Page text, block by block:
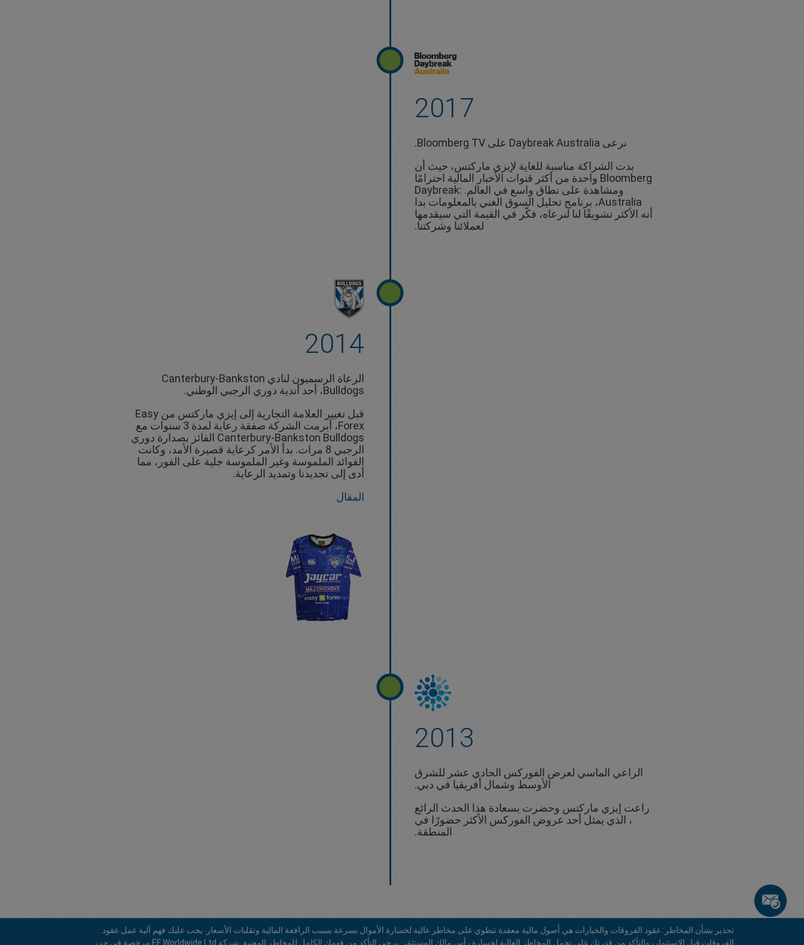
2017
نرعى Daybreak Australia على Bloomberg TV.
بدت الشراكة مناسبة للغاية لإيزي ماركتس، حيث أن
Bloomberg واحدة من أكثر قنوات الأخبار المالية احترامًا
ومشاهدة على نطاق واسع في العالم. Daybreak:
Australia، برنامج تحليل السوق الغني بالمعلومات بدا
أنه الأكثر تشويقًا لنا لنرعاه، فكّر في القيمة التي سيقدمها
لعملائنا وشركتنا.
2014
الرعاة الرسميون لنادي Canterbury-Bankston
Bulldogs، أحد أندية دوري الرجبي الوطني.
قبل تغيير العلامة التجارية إلى إيزي ماركتس من Easy
Forex، أبرمت الشركة صفقة رعاية لمدة 3 سنوات مع
Canterbury-Bankston Bulldogs الفائز بصدارة دوري
الرجبي 8 مرات. بدأ الأمر كرعاية قصيرة الأمد، وكانت
الفوائد الملموسة وغير الملموسة جلية على الفور، مما
أدى إلى تجديدنا وتمديد الرعاية.
المقال
2013
الراعي الماسي لعرض الفوركس الحادي عشر للشرق
الأوسط وشمال أفريقيا في دبي.
راعت إيزي ماركتس وحضرت بسعادة هذا الحدث الرائع
، الذي يمثل أحد عروض الفوركس الأكثر حضورًا في
المنطقة.
تحذير بشأن المخاطر: عقود الفروقات والخيارات هي أصول مالية معقدة تنطوي على مخاطر عالية لخسارة الأموال بسرعة بسبب الرافعة المالية وتقلبات الأسعار. يجب عليك فهم آلية عمل عقود
الفروقات قبل الاستثمار، والتأكد من قدرتك على تحمل المخاطر العالية لخسارة رأس مالك المستثمَر. يرجى التأكد من فهمك الكامل للمخاطر المعنية. شركة EF Worldwide Ltd مرخصة في جزر